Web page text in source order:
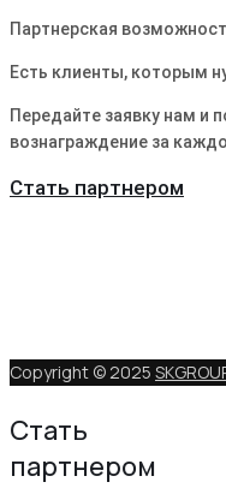
Партнерская
Есть клиенты, которым
Передайте заявку нам и
вознаграждение за
Стать партнером
Copyright © 2025
Стать
партнером